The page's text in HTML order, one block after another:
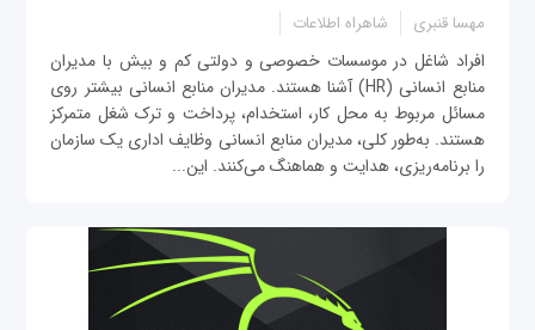
مهسا قنبری شاهراه اطلاعات
افراد شاغل در موسسات خصوصی و دولتی کم و بیش با مدیران
منابع انسانی (HR) آشنا هستند. مدیران منابع انسانی بیشتر روی
مسائل مربوط به محل کار، استخدام، پرداخت‌ و ترک شغل متمرکز
هستند. به‌طور کلی، مدیران منابع انسانی وظایف اداری یک سازمان
را برنامه‌ریزی، هدایت و هماهنگ می‌کنند. این...